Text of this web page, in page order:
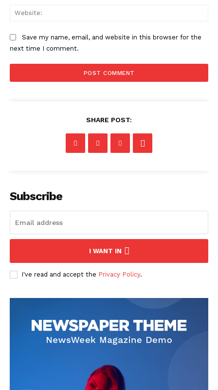
Save my name, email, and website in this browser for the
next time I comment.
SHARE POST:
Subscribe
I WANT IN
I've read and accept the Privacy Policy.